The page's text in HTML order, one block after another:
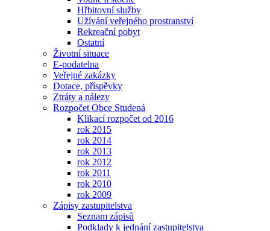
Hřbitovní služby
Užívání veřejného prostranství
Rekreační pobyt
Ostatní
Životní situace
E-podatelna
Veřejné zakázky
Dotace, příspěvky
Ztráty a nálezy
Rozpočet Obce Studená
Klikací rozpočet od 2016
rok 2015
rok 2014
rok 2013
rok 2012
rok 2011
rok 2010
rok 2009
Zápisy zastupitelstva
Seznam zápisů
Podklady k jednání zastupitelstva